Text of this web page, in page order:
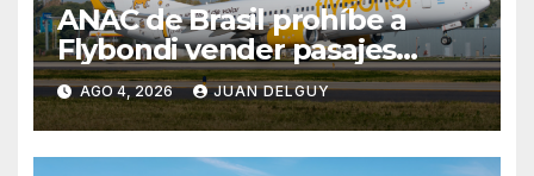
ANAC de Brasil prohíbe a
Flybondi vender pasajes
entre Buenos Aires y Río de
Janeiro tras reiteradas
cancelaciones
AGO 4, 2026 JUAN DELGUY